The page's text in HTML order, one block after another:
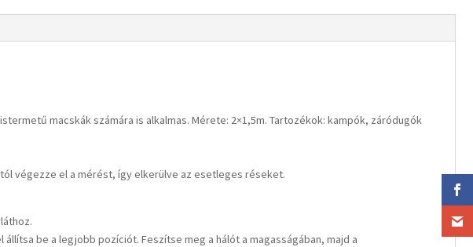
macskák számára is alkalmas. Mérete: 2×1,5m. Tartozékok: kampók, záródugók
végezze el a mérést, így elkerülve az esetleges réseket.
be a legjobb pozíciót. Feszítse meg a hálót a magasságában, majd a